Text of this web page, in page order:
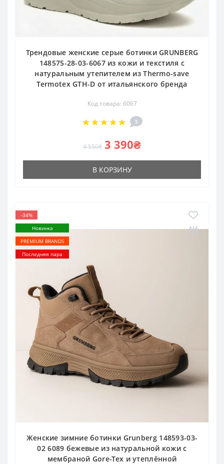
Трендовые женские серые ботинки GRUNBERG
148575-28-03-6067 из кожи и текстиля с
натуральным утепителем из Thermo-save
Termotex GTH-D от итальянского бренда
Код товара: 6067
3
4 550₴ 3 390₴
В КОРЗИНУ
-34%
Новинка
PREMIUM BRANDS
Последняя пара
Женские зимние ботинки Grunberg 148593-03-
02 6089 бежевые из натуральной кожи с
мембраной Gore-Tex и утеплённой